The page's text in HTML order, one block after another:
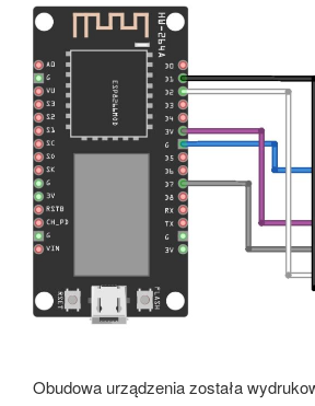
Obudowa urządzenia została